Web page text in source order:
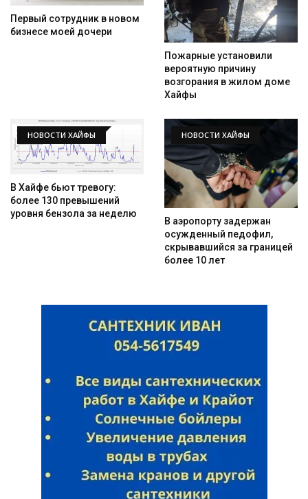
Искать
Первый сотрудник в новом
бизнесе моей дочери
Пожарные установили
вероятную причину
возгорания в жилом доме
Хайфы
НОВОСТИ ХАЙФЫ
В Хайфе бьют тревогу:
более 130 превышений
уровня бензола за неделю
НОВОСТИ ХАЙФЫ
В аэропорту задержан
осужденный педофил,
скрывавшийся за границей
более 10 лет